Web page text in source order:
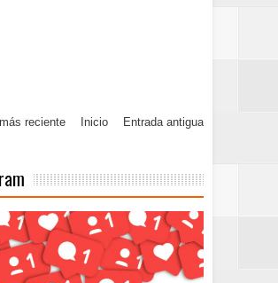
reciente Entrada antigua
Inicio